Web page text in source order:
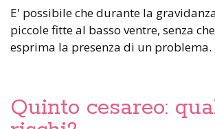
E' possibile che durante la gravidanza si avvertano
piccole fitte al basso ventre, senza
esprima la presenza di un problema.
Quinto cesareo: